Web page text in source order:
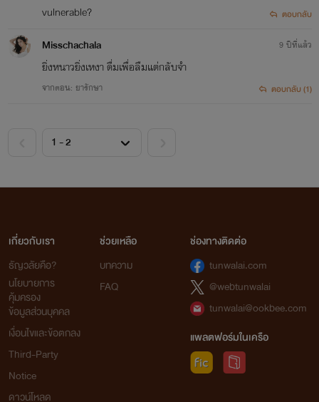
vulnerable?
ตอบกลับ
Misschachala
ยิ่งหนาวยิ่งเหงา ดื่มเพื่อลืมแต่กลับจำ
จากตอน: ยารักษา
9 ปีที่แล้ว
ตอบกลับ (1)
เกี่ยวกับเรา
ธัญวลัยคือ?
นโยบายการ
คุ้มครอง
ข้อมูลส่วนบุคคล
เงื่อนไขและข้อตกลง
Third-Party
Notice
ดาวน์โหลด
ช่วยเหลือ
บทความ
FAQ
ช่องทางติดต่อ
tunwalai.com
@webtunwalai
tunwalai@ookbee.com
แพลตฟอร์มในเครือ